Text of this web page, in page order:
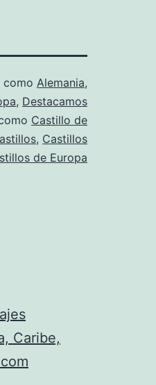
como Alemania,
, Destacamos
Castillo de
, Castillos
de Europa
Caribe,